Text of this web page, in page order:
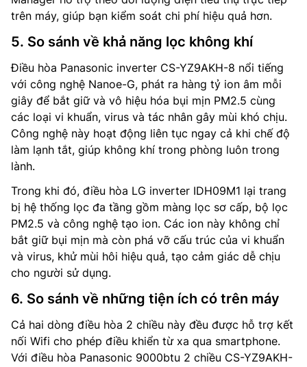
trên máy, giúp bạn kiểm soát chi phí hiệu quả hơn.
5. So sánh về khả năng lọc không khí
Điều hòa Panasonic inverter CS-YZ9AKH-8 nổi tiếng
với công nghệ Nanoe-G, phát ra hàng tỷ ion âm mỗi
giây để bắt giữ và vô hiệu hóa bụi mịn PM2.5 cùng
các loại vi khuẩn, virus và tác nhân gây mùi khó chịu.
Công nghệ này hoạt động liên tục ngay cả khi chế độ
làm lạnh tắt, giúp không khí trong phòng luôn trong
lành.
Trong khi đó, điều hòa LG inverter IDH09M1 lại trang
bị hệ thống lọc đa tầng gồm màng lọc sơ cấp, bộ lọc
PM2.5 và công nghệ tạo ion. Các ion này không chỉ
bắt giữ bụi mịn mà còn phá vỡ cấu trúc của vi khuẩn
và virus, khử mùi hôi hiệu quả, tạo cảm giác dễ chịu
cho người sử dụng.
6. So sánh về những tiện ích có trên máy
Cả hai dòng điều hòa 2 chiều này đều được hỗ trợ kết
nối Wifi cho phép điều khiển từ xa qua smartphone.
Với điều hòa Panasonic 9000btu 2 chiều CS-YZ9AKH-